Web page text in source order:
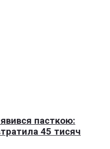
пасткою:
45 тисяч